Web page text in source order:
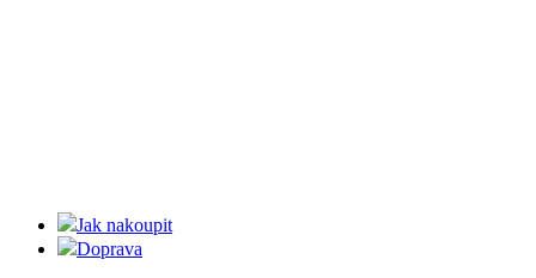
Jak nakoupit
Doprava